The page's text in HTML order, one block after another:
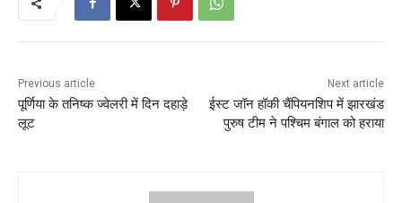
Previous article
पूर्णिया के तनिष्क ज्वेलरी में दिन दहाड़े
लूट
Next article
ईस्ट जॉन हॉकी चैंपियनशिप में झारखंड
पुरुष टीम ने पश्चिम बंगाल को हराया